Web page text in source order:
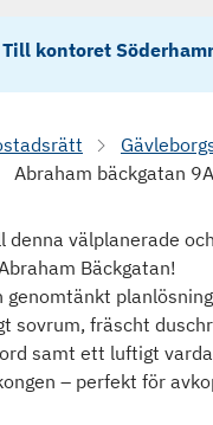
Till kontoret
Abraham bäckgatan 9A
denna välplanerade
Bäckgatan!
genomtänkt
sovrum, fräscht
samt ett luftigt
– perfekt för